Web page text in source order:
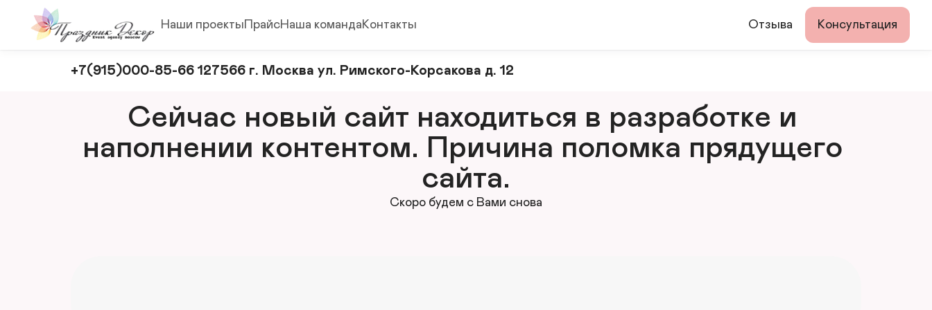
Наши проектыПрайсНаша командаКонтакты Отзыва Консультация
Оформление
мероприятий
+7(915)000-85-66 127566 г. Москва ул. Римского-Корсакова д. 12
Сейчас новый сайт находиться в разработке и
наполнении контентом. Причина поломка прядущего
сайта.
Скоро будем с Вами снова